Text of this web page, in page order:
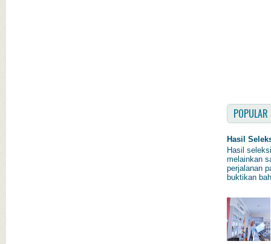
Hasil
Hasil
melainkan
perjalanan
buktikan